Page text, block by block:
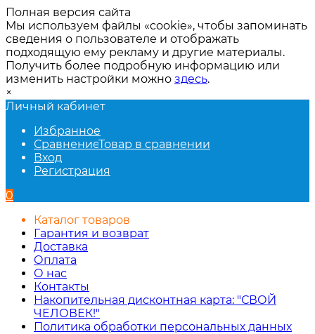
Полная версия сайта
Мы используем файлы «cookie», чтобы запоминать
сведения о пользователе и отображать
подходящую ему рекламу и другие материалы.
Получить более подробную информацию или
изменить настройки можно здесь.
×
Личный кабинет
Избранное
СравнениеТовар в сравнении
Вход
Регистрация
0
Каталог товаров
Гарантия и возврат
Доставка
Оплата
О нас
Контакты
Накопительная дисконтная карта: "СВОЙ
ЧЕЛОВЕК!"
Политика обработки персональных данных